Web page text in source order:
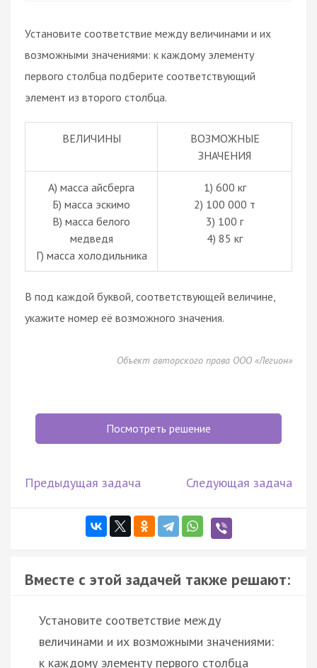
Установите соответствие между величинами и их
возможными значениями: к каждому элементу
первого столбца подберите соответствующий
элемент из второго столбца.
ВЕЛИЧИНЫ
ВОЗМОЖНЫЕ
ЗНАЧЕНИЯ
А) масса айсберга
Б) масса эскимо
В) масса белого
медведя
Г) масса холодильника
1) 600 кг
2) 100 000 т
3) 100 г
4) 85 кг
В под каждой буквой, соответствующей величине,
укажите номер её возможного значения.
Объект авторского права ООО «Легион»
Посмотреть решение
Предыдущая задача Следующая задача
Вместе с этой задачей также решают:
Установите соответствие между
величинами и их возможными значениями:
к каждому элементу первого столбца